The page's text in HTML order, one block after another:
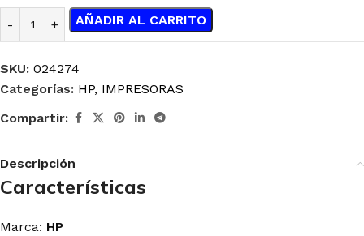
AÑADIR AL CARRITO
SKU: 024274
Categorías: HP, IMPRESORAS
Compartir:
Descripción
Características
Marca: HP